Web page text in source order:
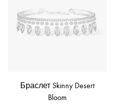
Браслет Skinny Desert
Bloom